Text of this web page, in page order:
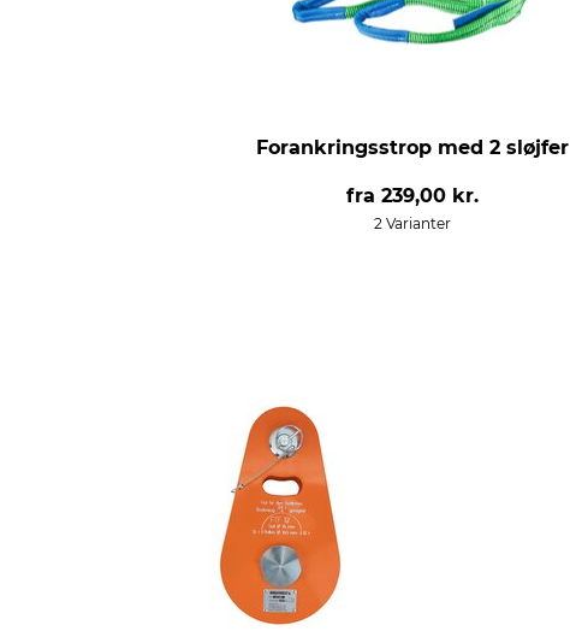
Forankringsstrop med 2 sløjfer
fra 239,00 kr.
2 Varianter